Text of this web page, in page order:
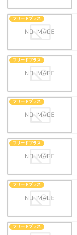
フリードプラス
フリードプラス
フリードプラス
フリードプラス
フリードプラス
フリードプラス